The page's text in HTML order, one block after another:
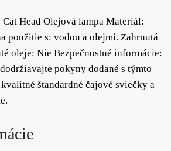
Head Olejová lampa Materiál:
použitie s: vodou a olejmi. Zahrnutá
oleje: Nie Bezpečnostné informácie:
pokyny dodané s týmto
štandardné čajové sviečky a